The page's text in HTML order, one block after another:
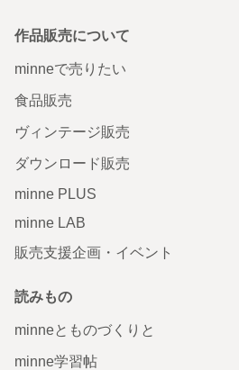
作品販売について
minneで売りたい
食品販売
ヴィンテージ販売
ダウンロード販売
minne PLUS
minne LAB
販売支援企画・イベント
読みもの
minneとものづくりと
minne学習帖